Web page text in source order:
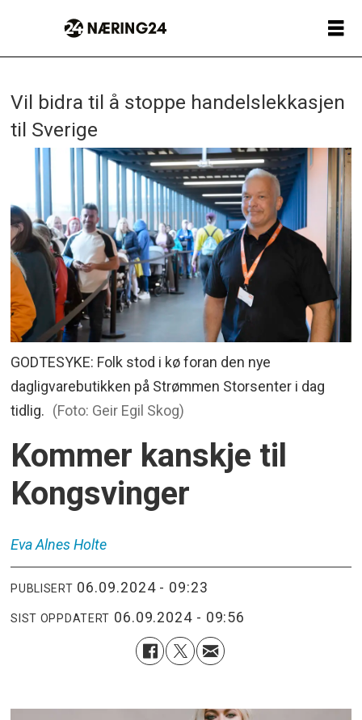
Vil bidra til å stoppe handelslekkasjen
til Sverige
GODTESYKE: Folk stod i kø foran den nye
dagligvarebutikken på Strømmen Storsenter i dag
tidlig. (Foto: Geir Egil Skog)
Kommer kanskje til
Kongsvinger
Eva Alnes Holte
PUBLISERT 06.09.2024 - 09:23
SIST OPPDATERT 06.09.2024 - 09:56